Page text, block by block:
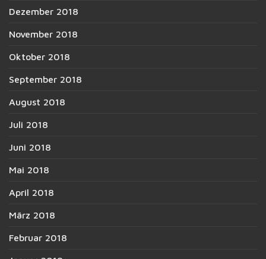
Dezember 2018
November 2018
Oktober 2018
September 2018
August 2018
Juli 2018
Juni 2018
Mai 2018
April 2018
März 2018
Februar 2018